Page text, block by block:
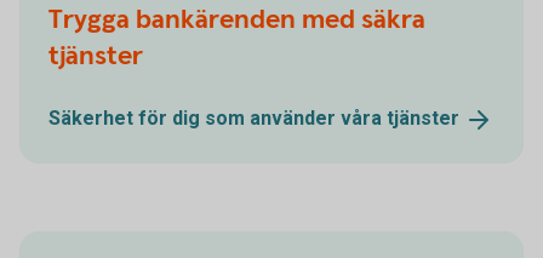
Trygga bankärenden med säkra
tjänster
Säkerhet för dig som använder våra tjänster